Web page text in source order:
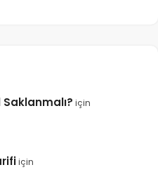
Saklanmalı? için
için